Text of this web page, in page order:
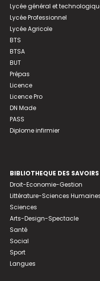
Lycée général et
Lycée Professionnel
Lycée Agricole
BTS
BTSA
BUT
Prépas
Licence
Licence Pro
DN Made
PASS
Diplome infirmier
BIBLIOTHEQUE DES SAVOIRS
Droit-Economie-Gestion
Littérature-Sciences
Sciences
Arts-Design-Spectacle
Santé
Social
Sport
Langues